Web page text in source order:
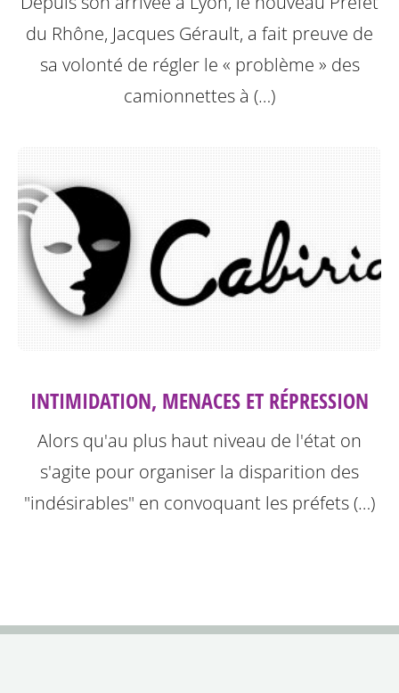
du Rhône, Jacques Gérault, a fait preuve de
sa volonté de régler le « problème » des
camionnettes à (…)
INTIMIDATION, MENACES ET RÉPRESSION
Alors qu'au plus haut niveau de l'état on
s'agite pour organiser la disparition des
"indésirables" en convoquant les préfets (…)